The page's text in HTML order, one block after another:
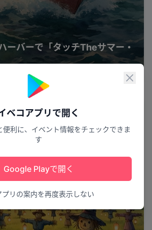
閉じ
ベコアプリで開く
便利に、イベント情報をチェックできま
す
Google Playで開く
プリの案内を再度表示しない
ーバーで「タッチTheサマー・